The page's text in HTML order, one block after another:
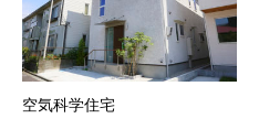
空気科学住宅